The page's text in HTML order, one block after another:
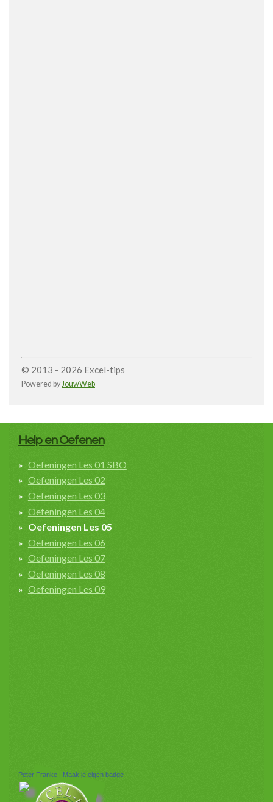
© 2013 - 2026 Excel-tips
Powered by JouwWeb
Help en Oefenen
Oefeningen Les 01 SBO
Oefeningen Les 02
Oefeningen Les 03
Oefeningen Les 04
Oefeningen Les 05
Oefeningen Les 06
Oefeningen Les 07
Oefeningen Les 08
Oefeningen Les 09
Peter Franke Maak je eigen badge